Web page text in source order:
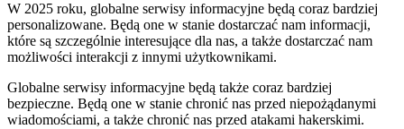
W 2025 roku, globalne serwisy informacyjne będą coraz bardziej
personalizowane. Będą one w stanie dostarczać nam informacji,
które są szczególnie interesujące dla nas, a także dostarczać nam
możliwości interakcji z innymi użytkownikami.
Globalne serwisy informacyjne będą także coraz bardziej
bezpieczne. Będą one w stanie chronić nas przed niepożądanymi
wiadomościami, a także chronić nas przed atakami hakerskimi.